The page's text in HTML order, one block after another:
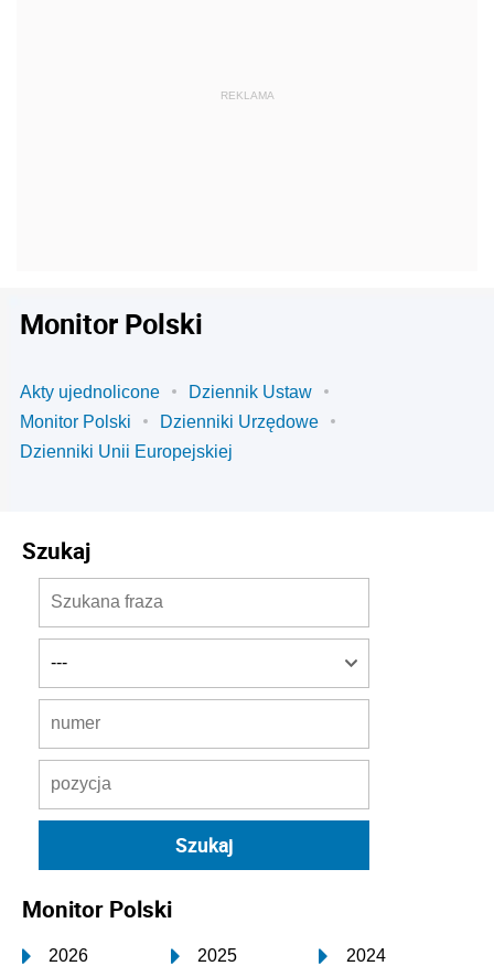
Monitor Polski
Akty ujednolicone
Dziennik Ustaw
Monitor Polski
Dzienniki Urzędowe
Dzienniki Unii Europejskiej
Szukaj
Monitor Polski
2026 2025 2024